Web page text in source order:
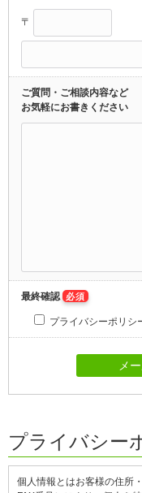
〒
ご質問・ご相談内容など
お気軽にお書きください
最終確認 必須
プライバシーポリシ
プライバシー
個人情報とはお客様の住所